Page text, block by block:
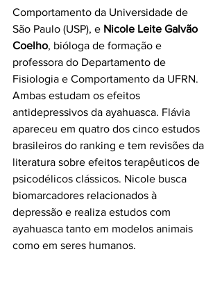
Comportamento da Universidade de
São Paulo (USP), e Nicole Leite Galvão
Coelho, bióloga de formação e
professora do Departamento de
Fisiologia e Comportamento da UFRN.
Ambas estudam os efeitos
antidepressivos da ayahuasca. Flávia
apareceu em quatro dos cinco estudos
brasileiros do ranking e tem revisões da
literatura sobre efeitos terapêuticos de
psicodélicos clássicos. Nicole busca
biomarcadores relacionados à
depressão e realiza estudos com
ayahuasca tanto em modelos animais
como em seres humanos.